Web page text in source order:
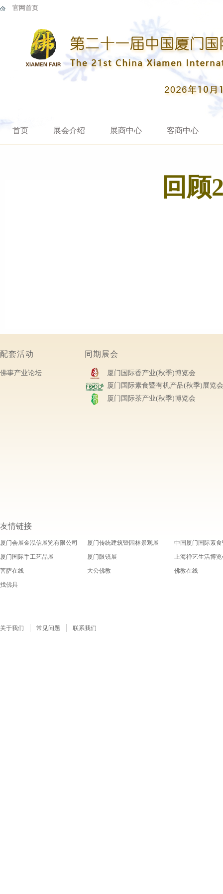
官网首页
首页 展会介绍 展商中心 客商中心
回顾
配套活动
佛事产业论坛
同期展会
厦门国际香产业(秋季)博览会
厦门国际素食暨有机产品(秋季)展览会
厦门国际茶产业(秋季)博览会
友情链接
厦门会展金泓信展览有限公司 厦门传统建筑暨园林景观展
中国厦门国际素
厦门国际手工艺品展
厦门眼镜展
上海禅艺生活博
菩萨在线
大公佛教
佛教在线
找佛具
关于我们 常见问题 联系我们